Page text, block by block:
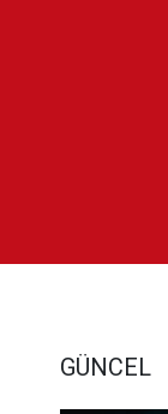
GÜNCEL